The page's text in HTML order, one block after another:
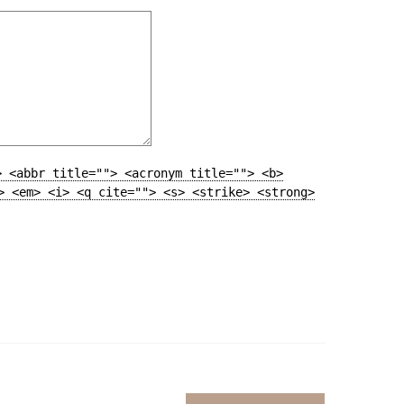
title=""> <acronym title=""> <b>
<em> <i> <q cite=""> <s> <strike> <strong>